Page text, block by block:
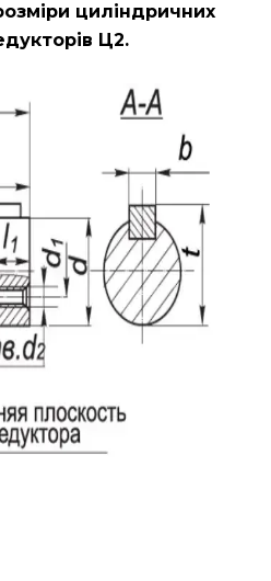
циліндричних
Ц2.